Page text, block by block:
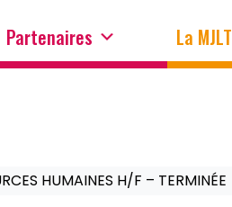
Partenaires La MJLT
HUMAINES H/F – TERMINÉE